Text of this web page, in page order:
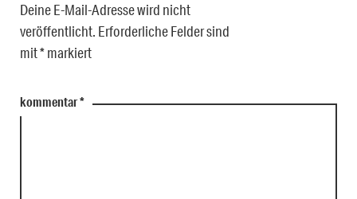
Deine E-Mail-Adresse wird nicht
veröffentlicht. Erforderliche Felder sind
mit*markiert
kommentar*